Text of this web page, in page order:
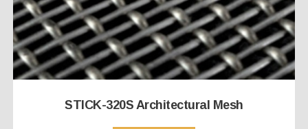
STICK-320S Architectural Mesh